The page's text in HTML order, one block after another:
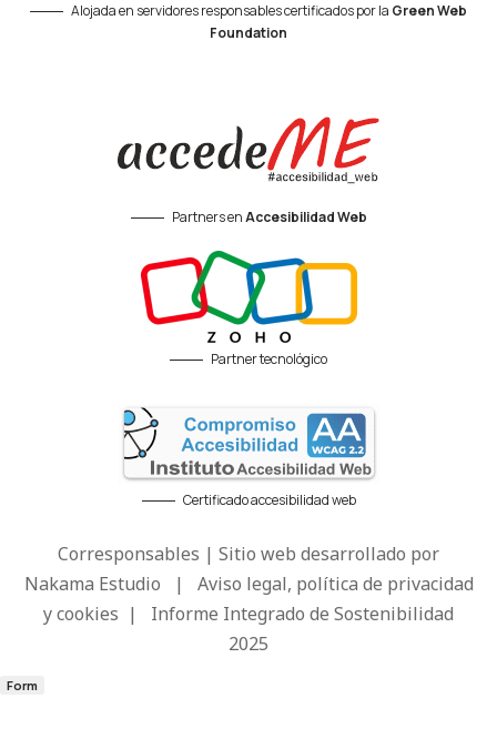
Alojada en servidores responsables certificados por la Green Web
Foundation
Partners enAccesibilidad Web
Partner tecnológico
Certificado accesibilidad web
Corresponsables | Sitio web desarrollado por
Nakama Estudio | Aviso legal, política de privacidad
y cookies | Informe Integrado de Sostenibilidad
2025
Form